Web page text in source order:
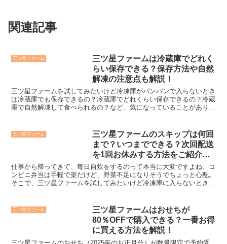
関連記事
三ツ星ファーム
三ツ星ファームは冷蔵庫でどれく
らい保存できる？保存方法や自然
解凍の注意点も解説！
三ツ星ファームを試してみたいけど冷凍庫がパンパンで入らないとき
は冷蔵庫でも保存できるの？冷蔵庫でどれくらい保存できるの？冷蔵
庫で自然解凍して食べられるの？など、気になっていることがありま
三ツ星ファーム
三ツ星ファームのスキップは何回
まで？いつまでできる？次回配送
を1回お休みする方法をご紹介し
ます！
仕事から帰ってきて、毎日自炊をするのって本当に大変ですよね。コ
ンビニ弁当は手軽で楽だけど、野菜不足になりそうでちょっと心配。
そこで、三ツ星ファームを試してみたいけど冷凍庫に入らないときや
三ツ星ファーム
三ツ星ファームはおせちが
80％OFFで購入できる？一番お得
に買える方法を解説！